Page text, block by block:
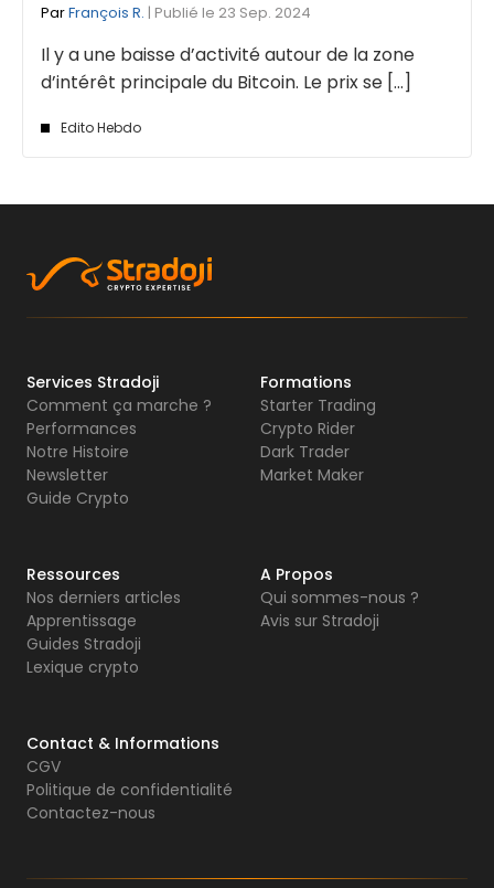
ParFrançois R. | Publié le 23 Sep. 2024
Il y a une baisse d’activité autour de la zone
d’intérêt principale du Bitcoin. Le prix se [...]
Edito Hebdo
Services Stradoji
Comment ça marche ?
Performances
Notre Histoire
Newsletter
Guide Crypto
Formations
Starter Trading
Crypto Rider
Dark Trader
Market Maker
Ressources
Nos derniers articles
Apprentissage
Guides Stradoji
Lexique crypto
A Propos
Qui sommes-nous ?
Avis sur Stradoji
Contact & Informations
CGV
Politique de confidentialité
Contactez-nous